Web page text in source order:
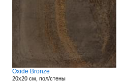
Oxide Bronze
20x20 см, пол/стены